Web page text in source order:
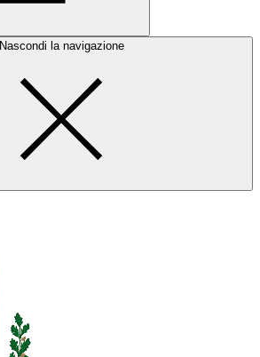
Nascondi la navigazione